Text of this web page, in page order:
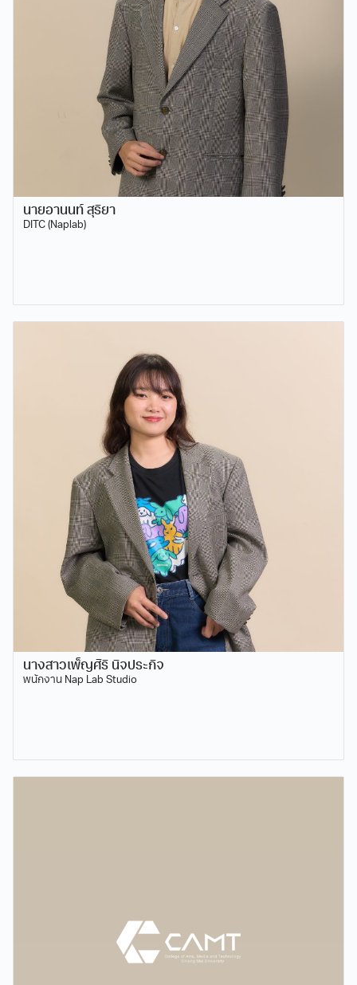
นายอานนท์ สุริยา
DITC (Naplab)
นางสาวเพ็ญศิริ นิจประกิจ
พนักงาน Nap Lab Studio